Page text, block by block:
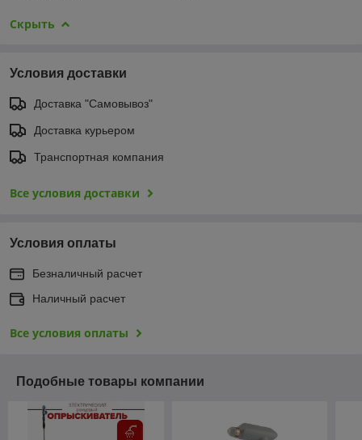
Скрыть
Условия доставки
Доставка "Самовывоз"
Доставка курьером
Транспортная компания
Все условия доставки
Условия оплаты
Безналичный расчет
Наличный расчет
Все условия оплаты
Подобные товары компании